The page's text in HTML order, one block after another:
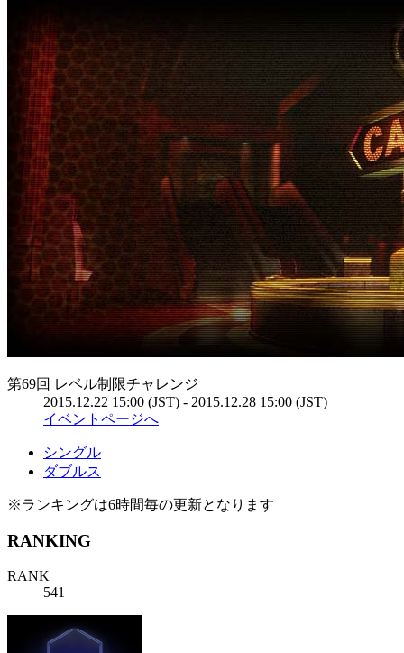
第69回 レベル制限チャレンジ
2015.12.22 15:00 (JST) - 2015.12.28 15:00 (JST)
イベントページへ
シングル
ダブルス
※ランキングは6時間毎の更新となります
RANKING
RANK
541